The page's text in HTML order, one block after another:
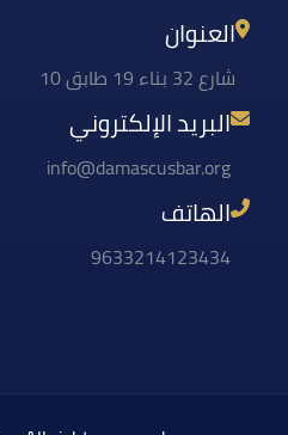
العنوان
شارع 32 بناء 19 طابق 10
البريد الإلكتروني
info@damascusbar.org
الهاتف
9633214123434